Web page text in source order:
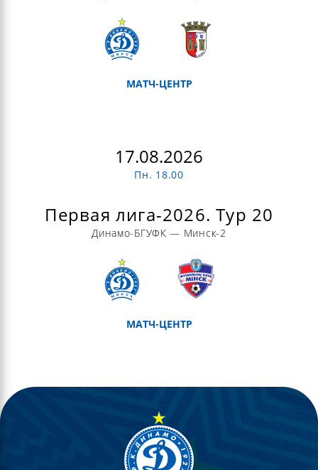
МАТЧ-ЦЕНТР
17.08.2026
Пн. 18.00
Первая лига-2026. Тур 20
Динамо-БГУФК — Минск-2
МАТЧ-ЦЕНТР